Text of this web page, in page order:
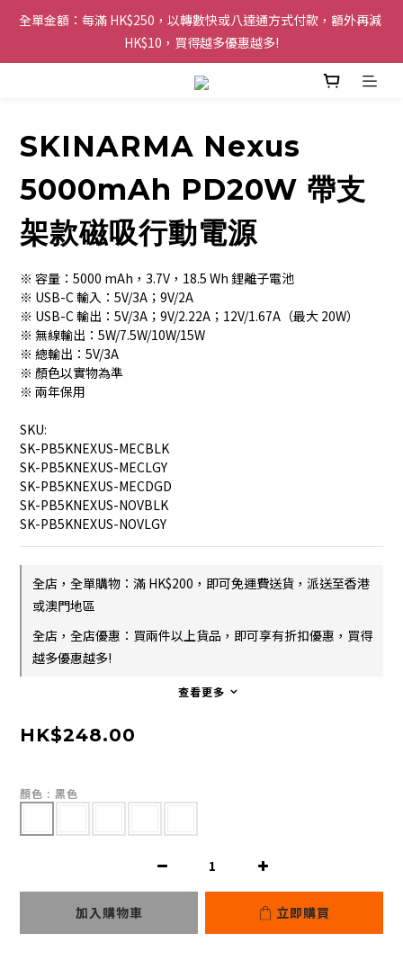
購物滿 HK$200 即可免運費，派送至香港及澳門地區
全單金額：每滿 HK$250，以轉數快或八達通方式付款，額外再減
HK$10，買得越多優惠越多!
歡迎 WhatsApp 6123 6918 查詢或電郵到
購物滿 HK$200 即可免運費，派送至香港及澳門地區
SKINARMA Nexus
5000mAh PD20W 帶支
架款磁吸行動電源
※ 容量：5000 mAh，3.7V，18.5 Wh 鋰離子電池
※ USB-C 輸入：5V/3A；9V/2A
※ USB-C 輸出：5V/3A；9V/2.22A；12V/1.67A（最大 20W）
※ 無線輸出：5W/7.5W/10W/15W
※ 總輸出：5V/3A
※ 顏色以實物為準
※ 兩年保用
SKU:
SK-PB5KNEXUS-MECBLK
SK-PB5KNEXUS-MECLGY
SK-PB5KNEXUS-MECDGD
SK-PB5KNEXUS-NOVBLK
SK-PB5KNEXUS-NOVLGY
全店，全單購物：滿 HK$200，即可免運費送貨，派送至香港
或澳門地區
全店，全店優惠：買兩件以上貨品，即可享有折扣優惠，買得
越多優惠越多!
查看更多
HK$248.00
顏色 : 黑色
加入購物車 立即購買